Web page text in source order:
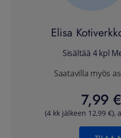
Elisa
Sisältää 4 kpl
Saatavilla myös
7,99
(4 kk jälkeen 12,99 €),